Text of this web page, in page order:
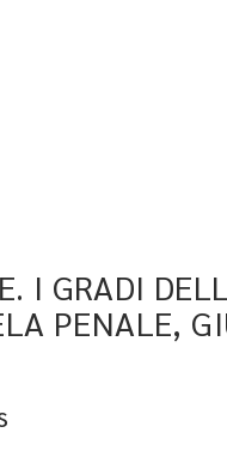
I GRADI
PENALE,